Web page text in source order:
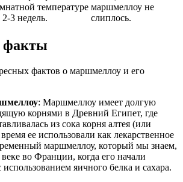
температуре
2-3 недель.
маршмеллоу не
слиплось.
факты
фактов о маршмеллоу и его
: Маршмеллоу имеет долгую
корнями в Древний Египет, где
из сока корня алтея (или
ее использовали как лекарственное
маршмеллоу, который мы знаем,
во Франции, когда его начали
использованием яичного белка и сахара.